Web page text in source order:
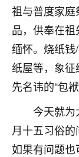
祖与普度家
品，供奉在
缅怀。烧纸钱
纸屋等，象征
先名讳的“包袱
今天就为
月十五习俗
如果有问题也
七零老
做梦梦
师，安
了，一
超度，
2天前 来
优秀的张
老师收徒
2天前 来